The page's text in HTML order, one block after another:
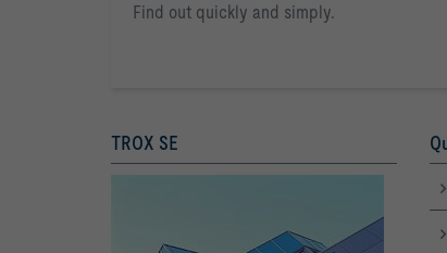
Find out quickly and simply.
TROX SE